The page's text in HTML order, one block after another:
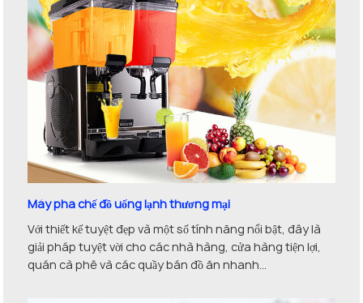
Máy pha chế đồ uống lạnh thương mại
Với thiết kế tuyệt đẹp và một số tính năng nổi bật, đây là
giải pháp tuyệt vời cho các nhà hàng, cửa hàng tiện lợi,
quán cà phê và các quầy bán đồ ăn nhanh...